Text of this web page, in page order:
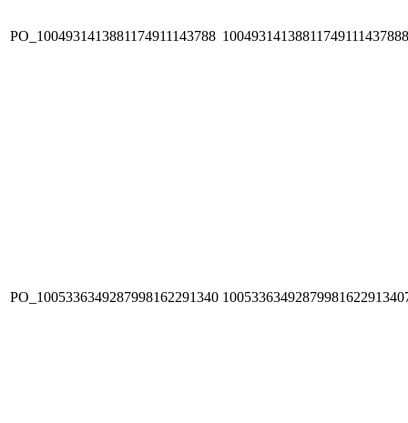
PO_1004931413881174911143788
PO_1005336349287998162291340